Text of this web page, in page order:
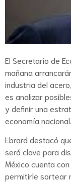
El Secretario de
mañana
industria del
es analizar
y definir una
economía nacional.
Ebrard destacó
será clave para
México cuenta
permitirle sortear